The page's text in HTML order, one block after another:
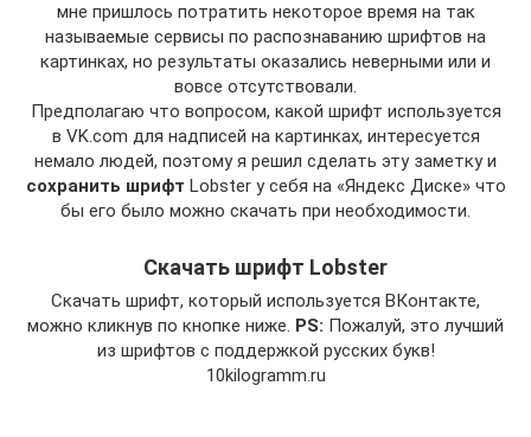
мне пришлось потратить некоторое время на так
называемые сервисы по распознаванию шрифтов на
картинках, но результаты оказались неверными или и
вовсе отсутствовали.
Предполагаю что вопросом, какой шрифт используется
в VK.com для надписей на картинках, интересуется
немало людей, поэтому я решил сделать эту заметку и
сохранить шрифт Lobster у себя на «Яндекс Диске» что
бы его было можно скачать при необходимости.
Скачать шрифт Lobster
Скачать шрифт, который используется ВКонтакте,
можно кликнув по кнопке ниже. PS: Пожалуй, это лучший
из шрифтов с поддержкой русских букв!
10kilogramm.ru